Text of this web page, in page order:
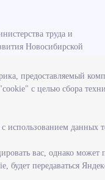
труда и
Новосибирской
деятельность
предоставляемый
с целью сбора
использованием данных
вас, однако может
передаваться